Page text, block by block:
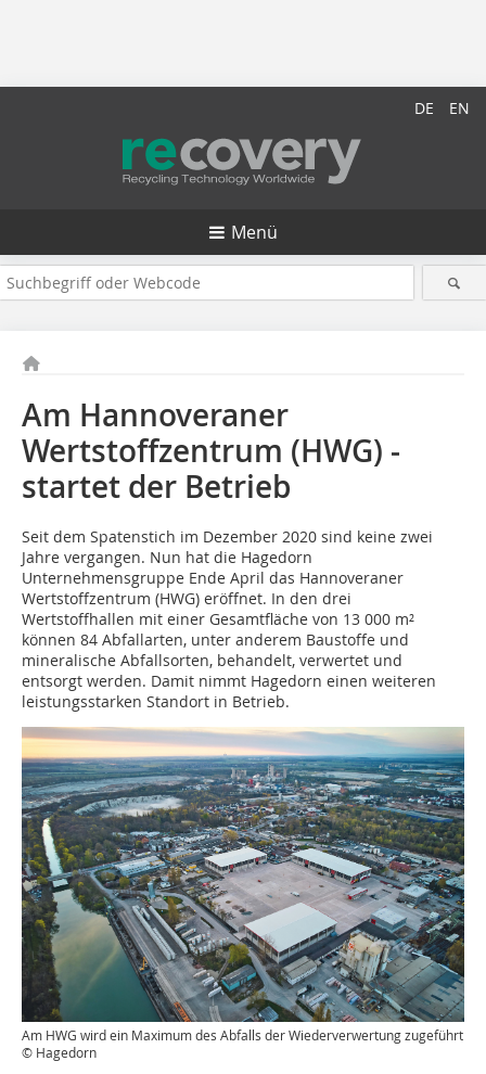
DE EN
Menü
Am Hannoveraner
Wertstoffzentrum (HWG) ­
startet der Betrieb
Seit dem Spatenstich im Dezember 2020 sind keine zwei
Jahre vergangen. Nun hat die Hagedorn
Unternehmensgruppe Ende April das Hannoveraner
Wertstoffzentrum (HWG) eröffnet. In den drei
Wertstoffhallen mit einer Gesamtfläche von 13 000 m²
können 84 Abfallarten, unter anderem Baustoffe und
mineralische Abfallsorten, behandelt, verwertet und
entsorgt werden. Damit nimmt Hagedorn einen weiteren
leistungsstarken Standort in Betrieb.
Am HWG wird ein Maximum des Abfalls der Wiederverwertung zugeführt
© Hagedorn